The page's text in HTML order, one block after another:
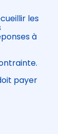
les
à
payer